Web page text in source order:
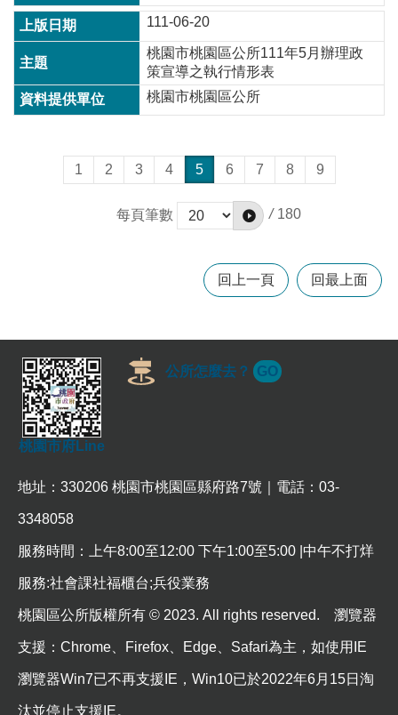
111-06-20
桃園市桃園區公所111年5月辦理政
策宣導之執行情形表
桃園市桃園區公所
1 2 3 4 5 6 7 8 9
每頁筆數 / 180
回上一頁 回最上面
桃園市府Line
公所怎麼去？ GO
地址：330206 桃園市桃園區縣府路7號｜電話：03-
3348058
服務時間：上午8:00至12:00 下午1:00至5:00 |中午不打烊
服務:社會課社福櫃台;兵役業務
桃園區公所版權所有 © 2023. All rights reserved. 瀏覽器
支援：Chrome、Firefox、Edge、Safari為主，如使用IE
瀏覽器Win7已不再支援IE，Win10已於2022年6月15日淘
汰並停止支援IE。